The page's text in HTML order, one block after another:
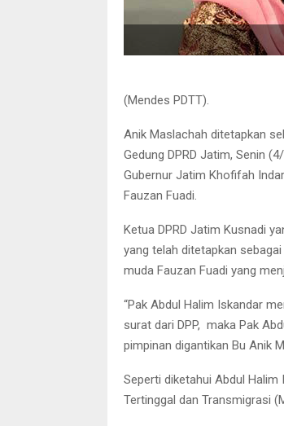
(Mendes PDTT).
Anik Maslachah ditetapkan
Gedung DPRD Jatim, Senin
Gubernur Jatim Khofifah
Fauzan Fuadi.
Ketua DPRD Jatim Kusnadi
yang telah ditetapkan
muda Fauzan Fuadi yang
“Pak Abdul Halim Iskandar
surat dari DPP, maka Pak
pimpinan digantikan Bu Anik
Seperti diketahui Abdul
Tertinggal dan Transmigrasi